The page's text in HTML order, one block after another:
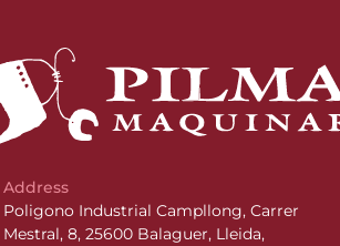
Address
Poligono Industrial Campllong, Carrer
Mestral, 8, 25600 Balaguer, Lleida,